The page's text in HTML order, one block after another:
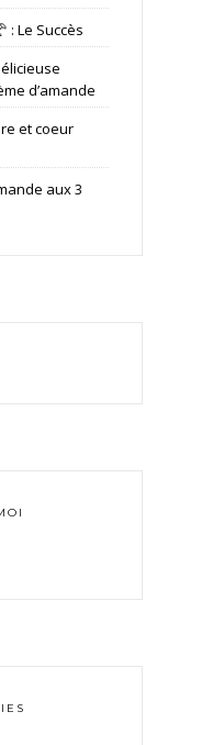
: Le Succès
d’amande
et coeur
aux 3